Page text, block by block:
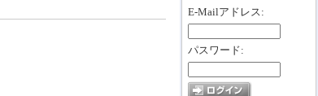
E-Mailアドレス:
パスワード: